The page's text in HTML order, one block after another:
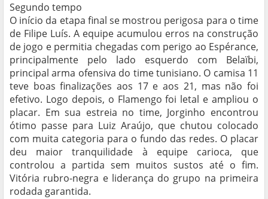
Segundo tempo
O início da etapa final se mostrou perigosa para o time
de Filipe Luís. A equipe acumulou erros na construção
de jogo e permitia chegadas com perigo ao Espérance,
principalmente pelo lado esquerdo com Belaïbi,
principal arma ofensiva do time tunisiano. O camisa 11
teve boas finalizações aos 17 e aos 21, mas não foi
efetivo. Logo depois, o Flamengo foi letal e ampliou o
placar. Em sua estreia no time, Jorginho encontrou
ótimo passe para Luiz Araújo, que chutou colocado
com muita categoria para o fundo das redes. O placar
deu maior tranquilidade à equipe carioca, que
controlou a partida sem muitos sustos até o fim.
Vitória rubro-negra e liderança do grupo na primeira
rodada garantida.